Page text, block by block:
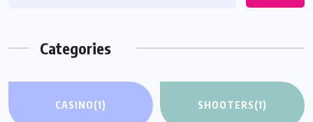
Categories
CASINO(1) SHOOTERS(1)